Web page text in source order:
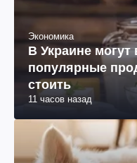
Экономика
В Украине
популярные
стоить